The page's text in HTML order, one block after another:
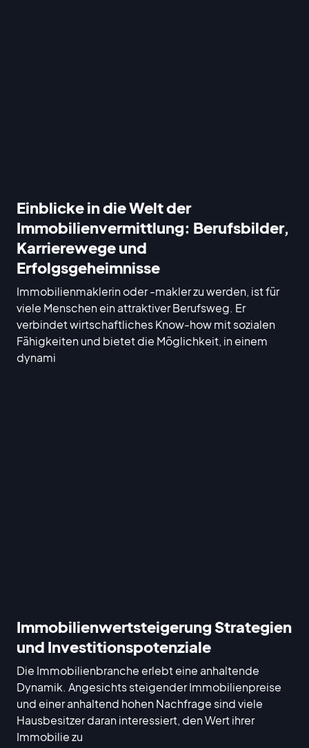
Einblicke in die Welt der
Immobilienvermittlung: Berufsbilder,
Karrierewege und
Erfolgsgeheimnisse
Immobilienmaklerin oder -makler zu werden, ist für
viele Menschen ein attraktiver Berufsweg. Er
verbindet wirtschaftliches Know-how mit sozialen
Fähigkeiten und bietet die Möglichkeit, in einem
dynami
Immobilienwertsteigerung Strategien
und Investitionspotenziale
Die Immobilienbranche erlebt eine anhaltende
Dynamik. Angesichts steigender Immobilienpreise
und einer anhaltend hohen Nachfrage sind viele
Hausbesitzer daran interessiert, den Wert ihrer
Immobilie zu